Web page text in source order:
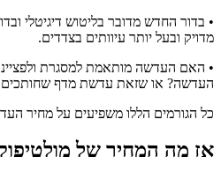
• בדור החדש מדובר בליטוש דיגיטלי
מדויק ובעל יותר עיוותים בצדדים.
• האם העדשה מותאמת למסגרת
העדשה? או שזאת עדשת מדף שחותכים
כל הגורמים הללו משפיעים על מחיר
אז מה המחיר של